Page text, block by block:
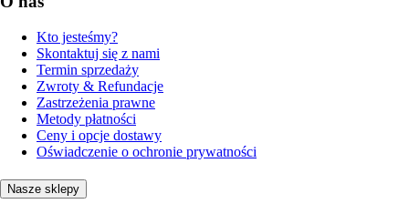
Kto jesteśmy?
Skontaktuj się z nami
Termin sprzedaży
Zwroty & Refundacje
Zastrzeżenia prawne
Metody płatności
Ceny i opcje dostawy
Oświadczenie o ochronie prywatności
Nasze sklepy